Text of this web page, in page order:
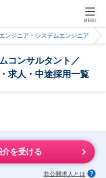
MENU
ンジニア・システムエンジニア
コンサルタント／
求人・中途採用一覧
を受ける
非公開求人とは